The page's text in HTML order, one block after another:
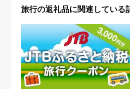
旅行の返礼品に関連している